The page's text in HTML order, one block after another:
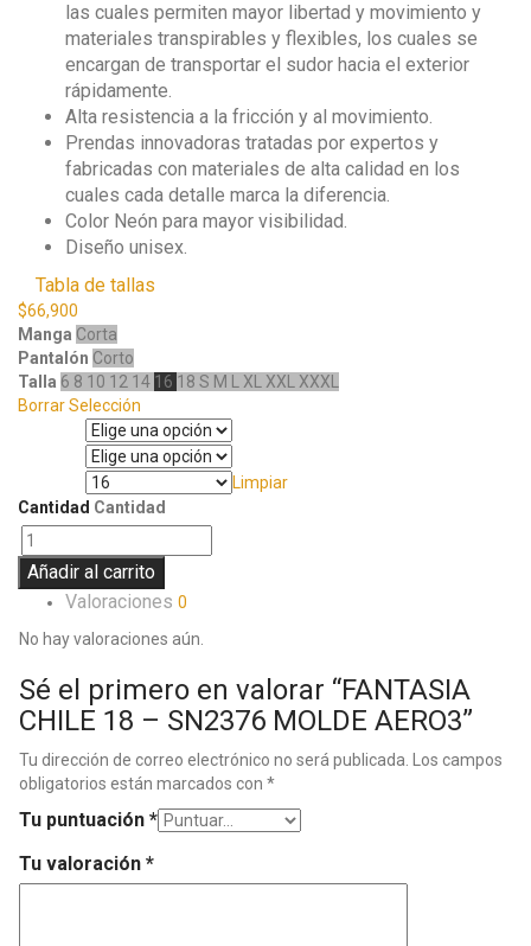
las cuales permiten mayor libertad y movimiento y
materiales transpirables y flexibles, los cuales se
encargan de transportar el sudor hacia el exterior
rápidamente.
Alta resistencia a la fricción y al movimiento.
Prendas innovadoras tratadas por expertos y
fabricadas con materiales de alta calidad en los
cuales cada detalle marca la diferencia.
Color Neón para mayor visibilidad.
Diseño unisex.
Tabla de tallas
$66,900
Manga Corta
Pantalón Corto
Talla 6 8 10 12 14 16 18 S M L XL XXL XXXL
Borrar Selección
Limpiar
Cantidad Cantidad
Añadir al carrito
Valoraciones 0
No hay valoraciones aún.
Sé el primero en valorar “FANTASIA
CHILE 18 – SN2376 MOLDE AERO3”
Tu dirección de correo electrónico no será publicada. Los campos
obligatorios están marcados con *
Tu puntuación *
Tu valoración *